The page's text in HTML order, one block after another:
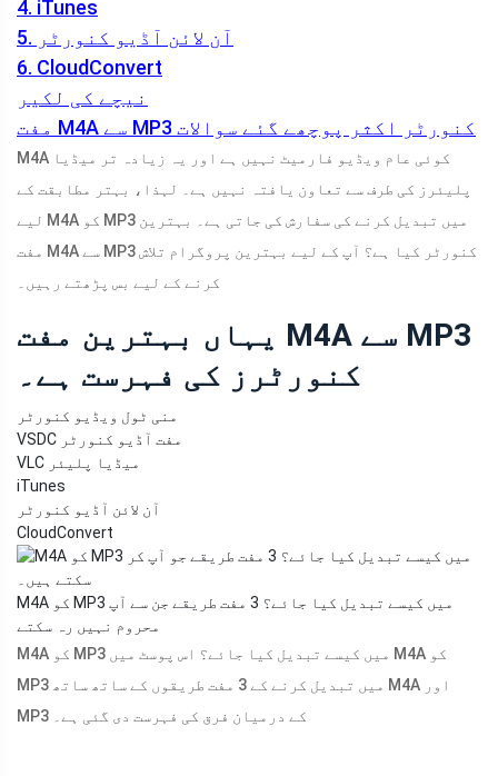
4. iTunes
5. آن لائن آڈیو کنورٹر
6. CloudConvert
نیچے کی لکیر
مفت M4A سے MP3 کنورٹر اکثر پوچھے گئے سوالات
M4A کوئی عام ویڈیو فارمیٹ نہیں ہے اور یہ زیادہ تر میڈیا
پلیئرز کی طرف سے تعاون یافتہ نہیں ہے۔ لہذا، بہتر مطابقت کے
لیے M4A کو MP3 میں تبدیل کرنے کی سفارش کی جاتی ہے۔ بہترین
مفت M4A سے MP3 کنورٹر کیا ہے؟ آپ کے لیے بہترین پروگرام تلاش
کرنے کے لیے بس پڑھتے رہیں۔
یہاں بہترین مفت M4A سے MP3
کنورٹرز کی فہرست ہے۔
منی ٹول ویڈیو کنورٹر
VSDC مفت آڈیو کنورٹر
VLC میڈیا پلیئر
iTunes
آن لائن آڈیو کنورٹر
CloudConvert
M4A کو MP3 میں کیسے تبدیل کیا جائے؟ 3 مفت طریقے جن سے آپ
محروم نہیں رہ سکتے
M4A کو MP3 میں کیسے تبدیل کیا جائے؟ اس پوسٹ میں M4A کو
MP3 میں تبدیل کرنے کے 3 مفت طریقوں کے ساتھ ساتھ M4A اور
MP3 کے درمیان فرق کی فہرست دی گئی ہے۔